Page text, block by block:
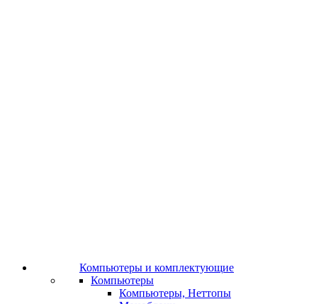
Компьютеры и комплектующие
Компьютеры
Компьютеры, Неттопы